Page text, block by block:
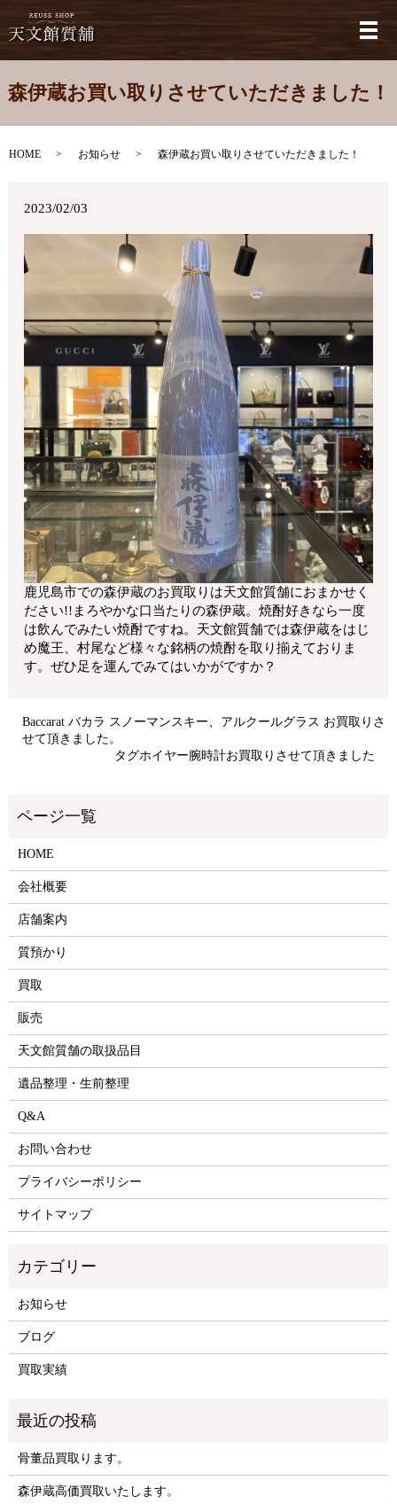
メ
森伊蔵お買い取りさせていただきました！
HOME お知らせ 森伊蔵お買い取りさせていただきました！
2023/02/03
鹿児島市での森伊蔵のお買取りは天文館質舗におまかせく
ださい!!まろやかな口当たりの森伊蔵。焼酎好きなら一度
は飲んでみたい焼酎ですね。天文館質舗では森伊蔵をはじ
め魔王、村尾など様々な銘柄の焼酎を取り揃えておりま
す。ぜひ足を運んでみてはいかがですか？
Baccarat バカラ スノーマンスキー、アルクールグラス お買取りさ
せて頂きました。
タグホイヤー腕時計お買取りさせて頂きました
HOME
会社概要
店舗案内
質預かり
買取
販売
天文館質舗の取扱品目
遺品整理・生前整理
Q&A
お問い合わせ
プライバシーポリシー
サイトマップ
お知らせ
ブログ
買取実績
骨董品買取ります。
森伊蔵高価買取いたします。